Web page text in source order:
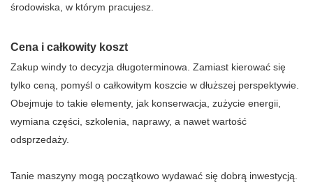
środowiska, w którym pracujesz.
Cena i całkowity koszt
Zakup windy to decyzja długoterminowa. Zamiast kierować się
tylko ceną, pomyśl o całkowitym koszcie w dłuższej perspektywie.
Obejmuje to takie elementy, jak konserwacja, zużycie energii,
wymiana części, szkolenia, naprawy, a nawet wartość
odsprzedaży.
Tanie maszyny mogą początkowo wydawać się dobrą inwestycją.